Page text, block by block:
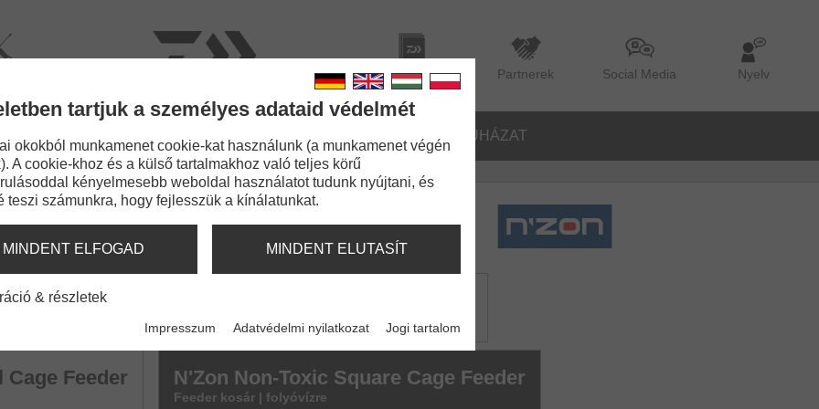
Katalógus Partnerek Social Media Nyelv
BOTOK APRÓCIKKEK KIEGÉSZÍTŐK RUHÁZAT
N'Zon Non-Toxic Square Cage Feeder
N'Zon Non-Toxic Distance Cage Feeder
Távdobó feederkosár
Cage Feeder N'Zon Non-Toxic Square Cage Feeder
Feeder kosár | folyóvízre
tartjuk a személyes adataid védelmét
okokból munkamenet cookie-kat használunk (a munkamenet végén
A cookie-khoz és a külső tartalmakhoz való teljes körű
kényelmesebb weboldal használatot tudunk nyújtani, és
teszi számunkra, hogy fejlesszük a kínálatunkat.
MINDENT ELFOGAD MINDENT ELUTASÍT
& részletek
Impresszum Adatvédelmi nyilatkozat Jogi tartalom